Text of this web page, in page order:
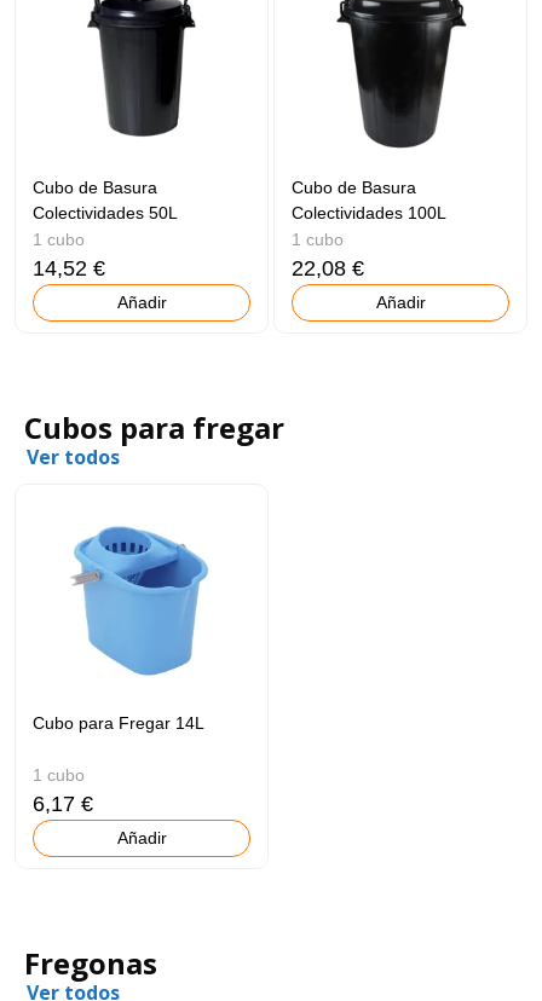
Cubo de Basura
Colectividades 50L
1 cubo
14,52 €
Añadir
Cubo de Basura
Colectividades 100L
1 cubo
22,08 €
Añadir
Cubos para fregar
Ver todos
Cubo para Fregar 14L
1 cubo
6,17 €
Añadir
Fregonas
Ver todos